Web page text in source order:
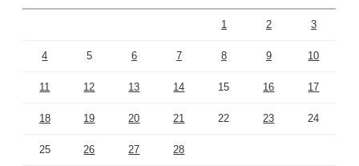
1 2 3
4 5 6 7 8 9 10
11 12 13 14 15 16 17
18 19 20 21 22 23 24
25 26 27 28